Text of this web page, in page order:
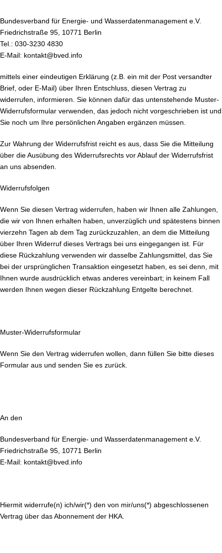
Bundesverband für Energie- und Wasserdatenmanagement e.V.
Friedrichstraße 95, 10771 Berlin
Tel.: 030-3230 4830
E-Mail: kontakt@bved.info
mittels einer eindeutigen Erklärung (z.B. ein mit der Post versandter
Brief, oder E-Mail) über Ihren Entschluss, diesen Vertrag zu
widerrufen, informieren. Sie können dafür das untenstehende Muster-
Widerrufsformular verwenden, das jedoch nicht vorgeschrieben ist und
Sie noch um Ihre persönlichen Angaben ergänzen müssen.
Zur Wahrung der Widerrufsfrist reicht es aus, dass Sie die Mitteilung
über die Ausübung des Widerrufsrechts vor Ablauf der Widerrufsfrist
an uns absenden.
Widerrufsfolgen
Wenn Sie diesen Vertrag widerrufen, haben wir Ihnen alle Zahlungen,
die wir von Ihnen erhalten haben, unverzüglich und spätestens binnen
vierzehn Tagen ab dem Tag zurückzuzahlen, an dem die Mitteilung
über Ihren Widerruf dieses Vertrags bei uns eingegangen ist. Für
diese Rückzahlung verwenden wir dasselbe Zahlungsmittel, das Sie
bei der ursprünglichen Transaktion eingesetzt haben, es sei denn, mit
Ihnen wurde ausdrücklich etwas anderes vereinbart; in keinem Fall
werden Ihnen wegen dieser Rückzahlung Entgelte berechnet.
Muster-Widerrufsformular
Wenn Sie den Vertrag widerrufen wollen, dann füllen Sie bitte dieses
Formular aus und senden Sie es zurück.
An den
Bundesverband für Energie- und Wasserdatenmanagement e.V.
Friedrichstraße 95, 10771 Berlin
E-Mail: kontakt@bved.info
Hiermit widerrufe(n) ich/wir(*) den von mir/uns(*) abgeschlossenen
Vertrag über das Abonnement der HKA.